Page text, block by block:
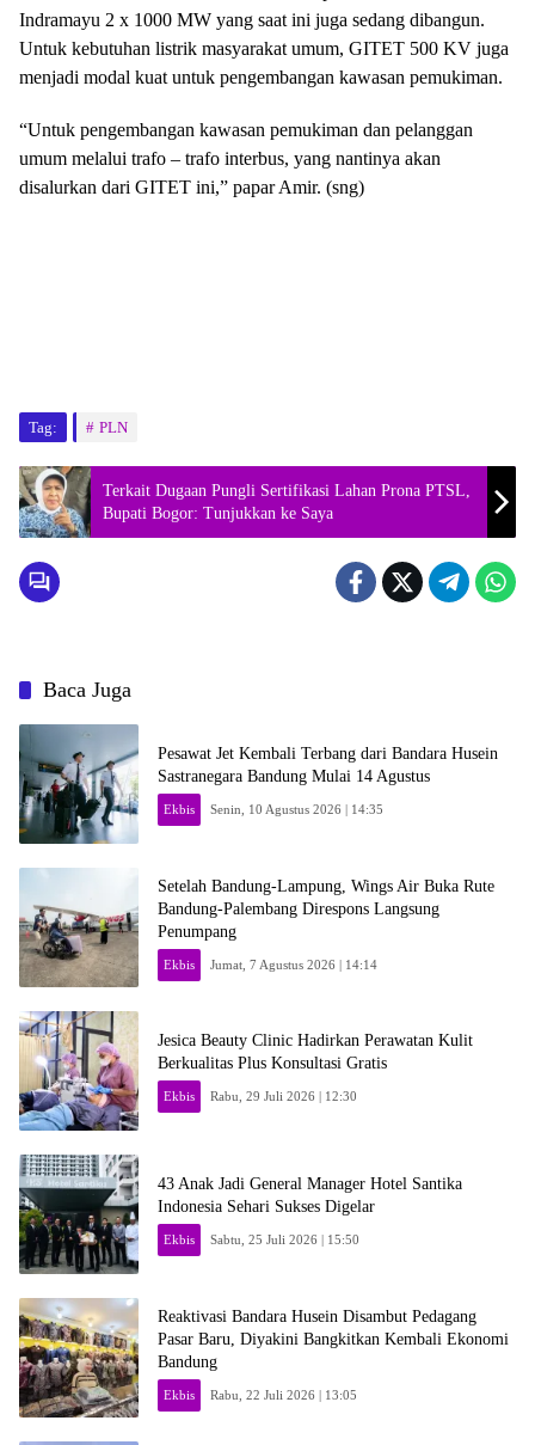
Indramayu 2 x 1000 MW yang saat ini juga sedang dibangun.
Untuk kebutuhan listrik masyarakat umum, GITET 500 KV juga
menjadi modal kuat untuk pengembangan kawasan pemukiman.
“Untuk pengembangan kawasan pemukiman dan pelanggan
umum melalui trafo – trafo interbus, yang nantinya akan
disalurkan dari GITET ini,” papar Amir. (sng)
Tag: PLN
Terkait Dugaan Pungli Sertifikasi Lahan Prona PTSL,
Bupati Bogor: Tunjukkan ke Saya
Baca Juga
Pesawat Jet Kembali Terbang dari Bandara Husein
Sastranegara Bandung Mulai 14 Agustus
Ekbis Senin, 10 Agustus 2026 | 14:35
Setelah Bandung-Lampung, Wings Air Buka Rute
Bandung-Palembang Direspons Langsung
Penumpang
Ekbis Jumat, 7 Agustus 2026 | 14:14
Jesica Beauty Clinic Hadirkan Perawatan Kulit
Berkualitas Plus Konsultasi Gratis
Ekbis Rabu, 29 Juli 2026 | 12:30
43 Anak Jadi General Manager Hotel Santika
Indonesia Sehari Sukses Digelar
Ekbis Sabtu, 25 Juli 2026 | 15:50
Reaktivasi Bandara Husein Disambut Pedagang
Pasar Baru, Diyakini Bangkitkan Kembali Ekonomi
Bandung
Ekbis Rabu, 22 Juli 2026 | 13:05